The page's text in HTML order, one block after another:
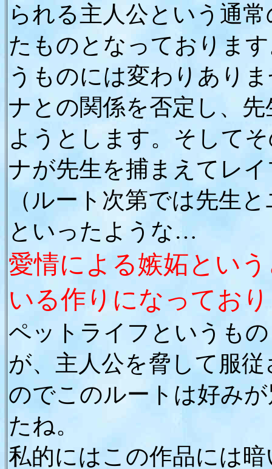
られる主人公という通
たものとなっておりま
うものには変わりあり
ナとの関係を否定し、
ようとします。そして
ナが先生を捕まえてレ
（ルート次第では先生
といったような…
愛情による嫉妬とい
いる作りになってお
ペットライフというも
が、主人公を脅して服
のでこのルートは好み
たね。
私的にはこの作品には